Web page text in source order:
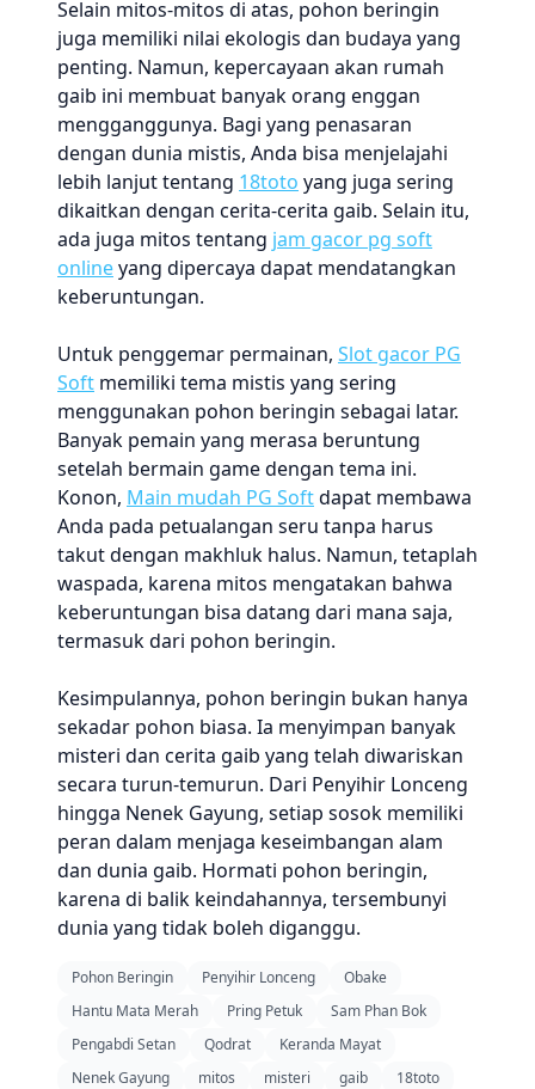
Selain mitos-mitos di atas, pohon beringin
juga memiliki nilai ekologis dan budaya yang
penting. Namun, kepercayaan akan rumah
gaib ini membuat banyak orang enggan
mengganggunya. Bagi yang penasaran
dengan dunia mistis, Anda bisa menjelajahi
lebih lanjut tentang 18toto yang juga sering
dikaitkan dengan cerita-cerita gaib. Selain itu,
ada juga mitos tentang jam gacor pg soft
onlineyang dipercaya dapat mendatangkan
keberuntungan.
Untuk penggemar permainan, Slot gacor PG
Soft memiliki tema mistis yang sering
menggunakan pohon beringin sebagai latar.
Banyak pemain yang merasa beruntung
setelah bermain game dengan tema ini.
Konon, Main mudah PG Softdapat membawa
Anda pada petualangan seru tanpa harus
takut dengan makhluk halus. Namun, tetaplah
waspada, karena mitos mengatakan bahwa
keberuntungan bisa datang dari mana saja,
termasuk dari pohon beringin.
Kesimpulannya, pohon beringin bukan hanya
sekadar pohon biasa. Ia menyimpan banyak
misteri dan cerita gaib yang telah diwariskan
secara turun-temurun. Dari Penyihir Lonceng
hingga Nenek Gayung, setiap sosok memiliki
peran dalam menjaga keseimbangan alam
dan dunia gaib. Hormati pohon beringin,
karena di balik keindahannya, tersembunyi
dunia yang tidak boleh diganggu.
Pohon Beringin Penyihir Lonceng
Obake
Hantu Mata Merah
Pring Petuk
Sam Phan Bok
Pengabdi Setan
Qodrat
Keranda Mayat
Nenek Gayung
mitos misteri gaib
18toto